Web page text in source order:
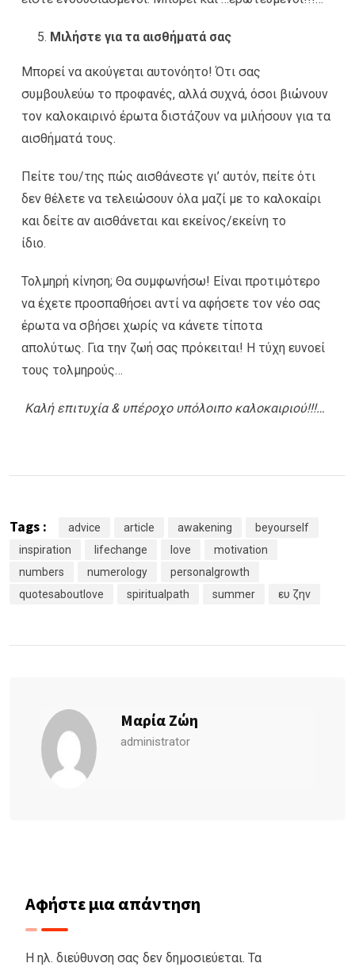
Μιλήστε για τα αισθήματά σας
Μπορεί να ακούγεται αυτονόητο! Ότι σας
συμβουλεύω το προφανές, αλλά συχνά, όσοι βιώνουν
τον καλοκαιρινό έρωτα διστάζουν να μιλήσουν για τα
αισθήματά τους.
Πείτε του/της πώς αισθάνεστε γι’ αυτόν, πείτε ότι
δεν θέλετε να τελειώσουν όλα μαζί με το καλοκαίρι
και δείτε αν αισθάνεται και εκείνος/εκείνη το
ίδιο.
Τολμηρή κίνηση; Θα συμφωνήσω! Είναι προτιμότερο
να έχετε προσπαθήσει αντί να αφήσετε τον νέο σας
έρωτα να σβήσει χωρίς να κάνετε τίποτα
απολύτως. Για την ζωή σας πρόκειται! Η τύχη ευνοεί
τους τολμηρούς…
Καλή επιτυχία & υπέροχο υπόλοιπο καλοκαιριού!!!…
Tags : advice article awakening
beyourself
inspiration
lifechange love
motivation
numbers
numerology
personalgrowth
quotesaboutlove
spiritualpath summer ευ ζην
Μαρία Ζώη
administrator
Αφήστε μια απάντηση
Η ηλ. διεύθυνση σας δεν δημοσιεύεται. Τα